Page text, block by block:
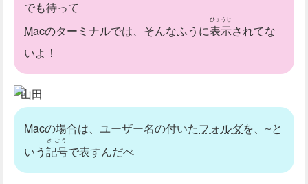
でも待って
Macのターミナルでは、そんなふうに表示
ひょうじ
されてな
いよ！
山田
Macの場合は、ユーザー名の付いたフォルダを、 ~と
いう記号
きごう
で表すんだべ